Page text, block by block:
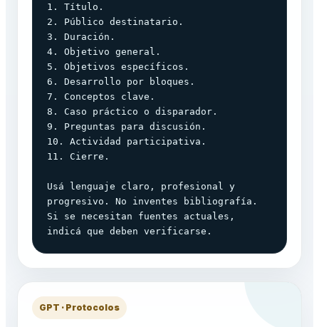
1. Título.
2. Público destinatario.
3. Duración.
4. Objetivo general.
5. Objetivos específicos.
6. Desarrollo por bloques.
7. Conceptos clave.
8. Caso práctico o disparador.
9. Preguntas para discusión.
10. Actividad participativa.
11. Cierre.
Usá lenguaje claro, profesional y
progresivo. No inventes bibliografía.
Si se necesitan fuentes actuales,
indicá que deben verificarse.
GPT · Protocolos